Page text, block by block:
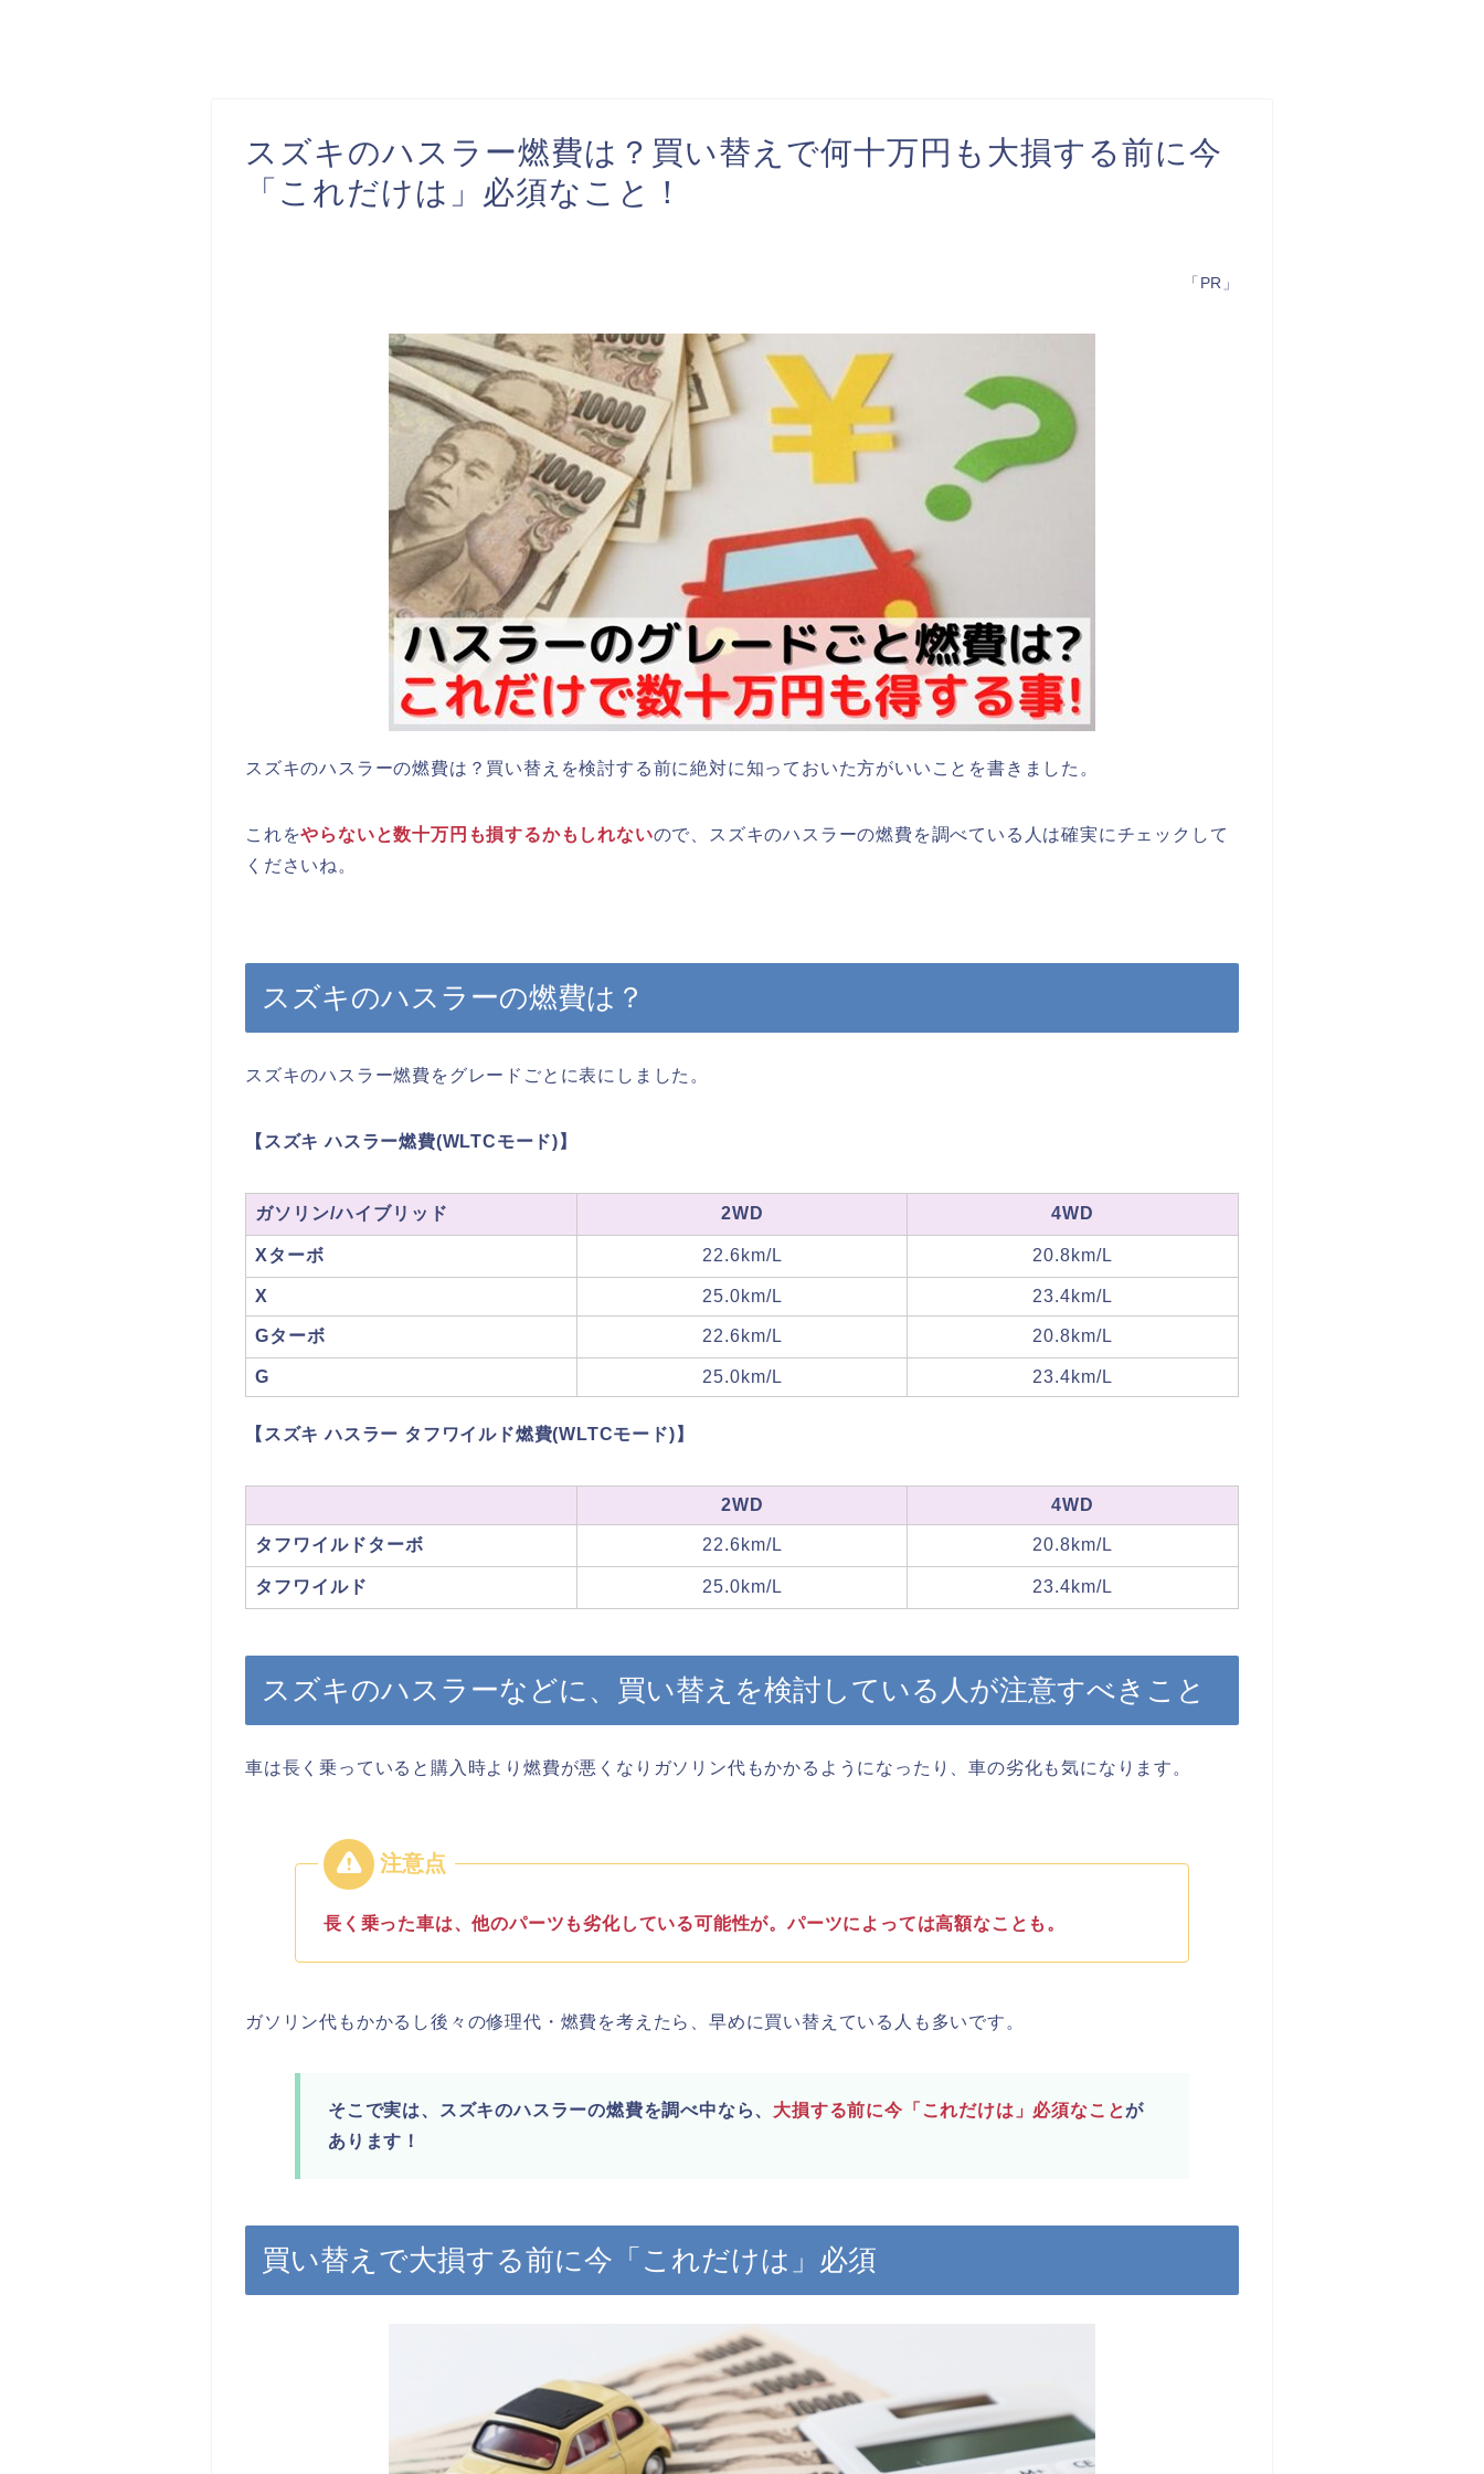
スズキのハスラー燃費は？買い替えで何十万円も大損する前に今
「これだけは」必須なこと！
「PR」
スズキのハスラーの燃費は？買い替えを検討する前に絶対に知っておいた方がいいことを書きました。
これをやらないと数十万円も損するかもしれないので、スズキのハスラーの燃費を調べている人は確実にチェックして
くださいね。
スズキのハスラーの燃費は？
スズキのハスラー燃費をグレードごとに表にしました。
【スズキ ハスラー燃費(WLTCモード)】
ガソリン/ハイブリッド 2WD 4WD
Xターボ 22.6km/L 20.8km/L
X 25.0km/L 23.4km/L
Gターボ 22.6km/L 20.8km/L
G 25.0km/L 23.4km/L
【スズキ ハスラー タフワイルド燃費(WLTCモード)】
2WD 4WD
タフワイルドターボ 22.6km/L 20.8km/L
タフワイルド 25.0km/L 23.4km/L
スズキのハスラーなどに、買い替えを検討している人が注意すべきこと
車は長く乗っていると購入時より燃費が悪くなりガソリン代もかかるようになったり、車の劣化も気になります。
長く乗った車は、他のパーツも劣化している可能性が。パーツによっては高額なことも。
ガソリン代もかかるし後々の修理代・燃費を考えたら、早めに買い替えている人も多いです。
そこで実は、スズキのハスラーの燃費を調べ中なら、 大損する前に今「これだけは」必須なことが
あります！
買い替えで大損する前に今「これだけは」必須